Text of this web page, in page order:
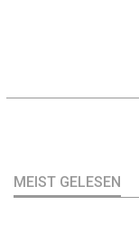
MEIST GELESEN